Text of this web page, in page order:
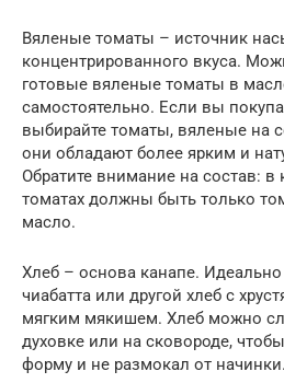
Вяленые томаты – источник
концентрированного вкуса.
готовые вяленые томаты в
самостоятельно. Если вы
выбирайте томаты, вяленые на
они обладают более ярким и
Обратите внимание на состав:
томатах должны быть только
масло.
Хлеб – основа канапе. Идеально
чиабатта или другой хлеб с
мягким мякишем. Хлеб можно
духовке или на сковороде,
форму и не размокал от